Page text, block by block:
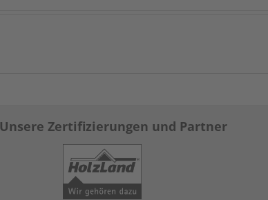
Unsere Zertifizierungen und Partner